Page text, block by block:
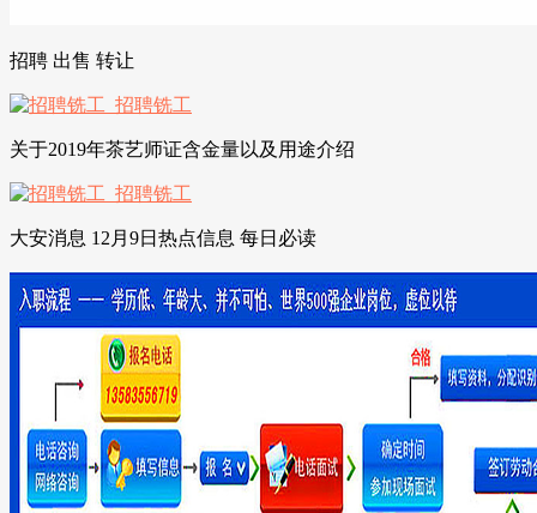
招聘 出售 转让
关于2019年茶艺师证含金量以及用途介绍
大安消息 12月9日热点信息 每日必读